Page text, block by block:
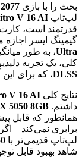
بحث را با بازی
لپ‌تاپ V 16 AI
قدرتمند است،
گیمینگ ایسر
Ultra، به طور
کلی، یک تجربه دلپذیر
DLSS، که برای
نتایج کلی V 16 AI
داشتم. 5050 8GB
همانطور که قابل
برابری نمی‌کند –
لپ‌تاپ قدیمی‌تر با
شاهد بهبود قابل